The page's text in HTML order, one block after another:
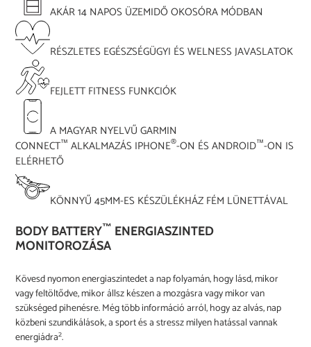
AKÁR 14 NAPOS ÜZEMIDŐ OKOSÓRA MÓDBAN
RÉSZLETES EGÉSZSÉGÜGYI ÉS WELNESS JAVASLATOK
FEJLETT FITNESS FUNKCIÓK
A MAGYAR NYELVŰ GARMIN
CONNECT™ ALKALMAZÁS IPHONE®-ON ÉS ANDROID™-ON IS
ELÉRHETŐ
KÖNNYŰ 45MM-ES KÉSZÜLÉKHÁZ FÉM LÜNETTÁVAL
BODY BATTERY™ ENERGIASZINTED
MONITOROZÁSA
Kövesd nyomon energiaszintedet a nap folyamán, hogy lásd, mikor
vagy feltöltődve, mikor állsz készen a mozgásra vagy mikor van
szükséged pihenésre. Még több információ arról, hogy az alvás, nap
közbeni szundikálások, a sport és a stressz milyen hatással vannak
energiádra2.